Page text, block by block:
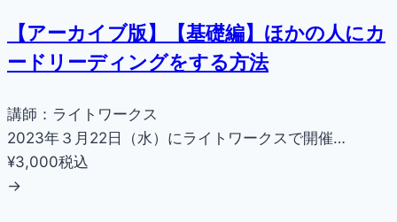
【アーカイブ版】【基礎編】ほかの人にカ
ードリーディングをする方法
講師：ライトワークス
2023年３月22日（水）にライトワークスで開催…
¥3,000税込
→